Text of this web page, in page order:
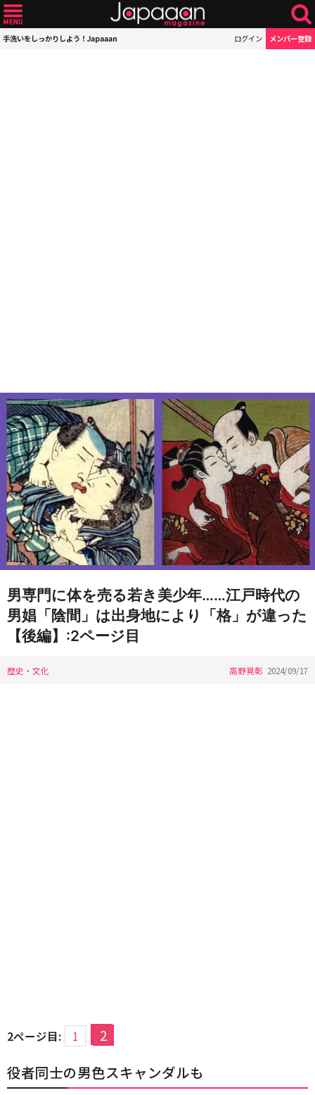
手洗いをしっかりしよう！Japaaan ログイン メンバー登録
男専門に体を売る若き美少年……江戸時代の
男娼「陰間」は出身地により「格」が違った
【後編】:2ページ目
歴史・文化 高野晃彰 2024/09/17
2ページ目: 1 2
役者同士の男色スキャンダルも